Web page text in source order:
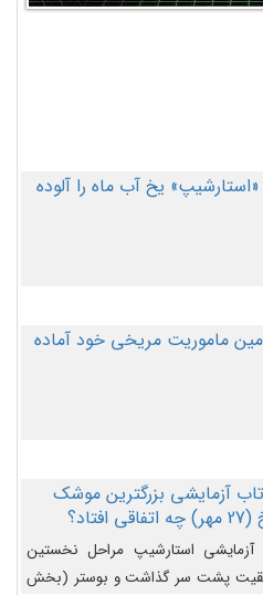
یخ آب ماه را آلوده
ماموریت مریخی خود آماده
آزمایشی بزرگترین موشک
آزمایشی استارشیپ مراحل نخستین
پشت سر گذاشت و بوستر (بخش